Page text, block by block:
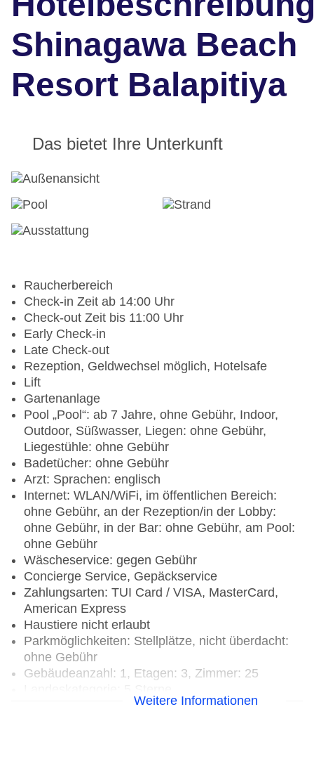
Shinagawa Beach
Resort Balapitiya
Das bietet Ihre Unterkunft
Raucherbereich
Check-in Zeit ab 14:00 Uhr
Check-out Zeit bis 11:00 Uhr
Early Check-in
Late Check-out
Rezeption, Geldwechsel möglich, Hotelsafe
Lift
Gartenanlage
Pool „Pool“: ab 7 Jahre, ohne Gebühr, Indoor,
Outdoor, Süßwasser, Liegen: ohne Gebühr,
Liegestühle: ohne Gebühr
Badetücher: ohne Gebühr
Arzt: Sprachen: englisch
Internet: WLAN/WiFi, im öffentlichen Bereich:
ohne Gebühr, an der Rezeption/in der Lobby:
ohne Gebühr, in der Bar: ohne Gebühr, am Pool:
ohne Gebühr
Wäscheservice: gegen Gebühr
Concierge Service, Gepäckservice
Zahlungsarten: TUI Card / VISA, MasterCard,
American Express
Haustiere nicht erlaubt
Parkmöglichkeiten: Stellplätze, nicht überdacht:
ohne Gebühr
Gebäudeanzahl: 1, Etagen: 3, Zimmer: 25
Weitere Informationen